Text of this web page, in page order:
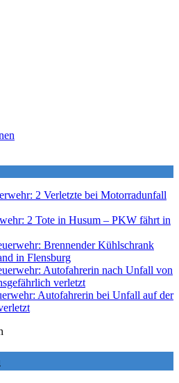
2 Verletzte bei Motorradunfall
2 Tote in Husum – PKW fährt in
Brennender Kühlschrank
in Flensburg
Autofahrerin nach Unfall von
verletzt
Autofahrerin bei Unfall auf der